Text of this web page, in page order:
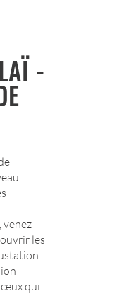
-
venez
les
qui